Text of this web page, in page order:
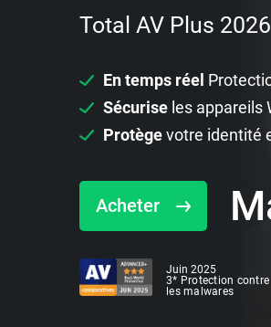
Total AV Plus 2026
En temps réel
Sécurise les appareils
Protègevotre identité
Acheter
Juin 2025
3* Protection contre
les malwares